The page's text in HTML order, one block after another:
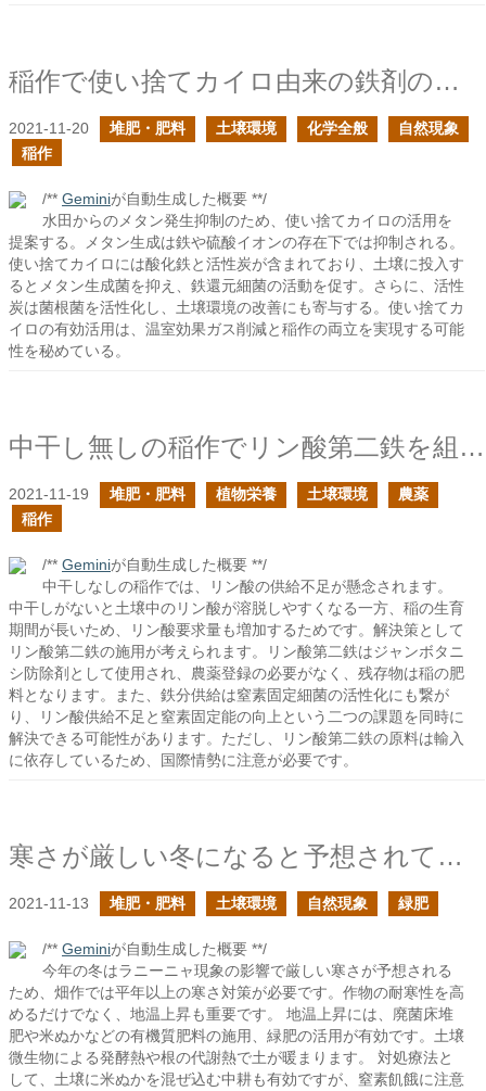
稲作で使い捨てカイロ由来の鉄剤の肥料があれば良い
2021-11-20 堆肥・肥料 土壌環境 化学全般
自然現象
稲作
/** Geminiが自動生成した概要 **/
水田からのメタン発生抑制のため、使い捨てカイロの活用を
提案する。メタン生成は鉄や硫酸イオンの存在下では抑制される。
使い捨てカイロには酸化鉄と活性炭が含まれており、土壌に投入す
るとメタン生成菌を抑え、鉄還元細菌の活動を促す。さらに、活性
炭は菌根菌を活性化し、土壌環境の改善にも寄与する。使い捨てカ
イロの有効活用は、温室効果ガス削減と稲作の両立を実現する可能
性を秘めている。
中干し無しの稲作でリン酸第二鉄を組み込むべきか？
2021-11-19 堆肥・肥料 植物栄養 土壌環境
農薬
稲作
/** Geminiが自動生成した概要 **/
中干しなしの稲作では、リン酸の供給不足が懸念されます。
中干しがないと土壌中のリン酸が溶脱しやすくなる一方、稲の生育
期間が長いため、リン酸要求量も増加するためです。解決策として
リン酸第二鉄の施用が考えられます。リン酸第二鉄はジャンボタニ
シ防除剤として使用され、農薬登録の必要がなく、残存物は稲の肥
料となります。また、鉄分供給は窒素固定細菌の活性化にも繋が
り、リン酸供給不足と窒素固定能の向上という二つの課題を同時に
解決できる可能性があります。ただし、リン酸第二鉄の原料は輸入
に依存しているため、国際情勢に注意が必要です。
寒さが厳しい冬になると予想されている中で出来ること
2021-11-13 堆肥・肥料 土壌環境 自然現象 緑肥
/** Geminiが自動生成した概要 **/
今年の冬はラニーニャ現象の影響で厳しい寒さが予想される
ため、畑作では平年以上の寒さ対策が必要です。作物の耐寒性を高
めるだけでなく、地温上昇も重要です。 地温上昇には、廃菌床堆
肥や米ぬかなどの有機質肥料の施用、緑肥の活用が有効です。土壌
微生物による発酵熱や根の代謝熱で土が暖まります。 対処療法と
して、土壌に米ぬかを混ぜ込む中耕も有効ですが、窒素飢餓に注意